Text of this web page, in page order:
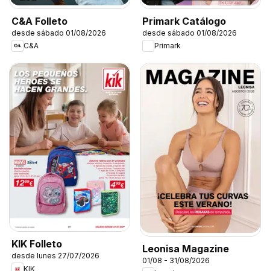
C&A Folleto
desde sábado 01/08/2026
C&A
Primark Catálogo
desde sábado 01/08/2026
Primark
KIK Folleto
desde lunes 27/07/2026
KIK
Leonisa Magazine
01/08 - 31/08/2026